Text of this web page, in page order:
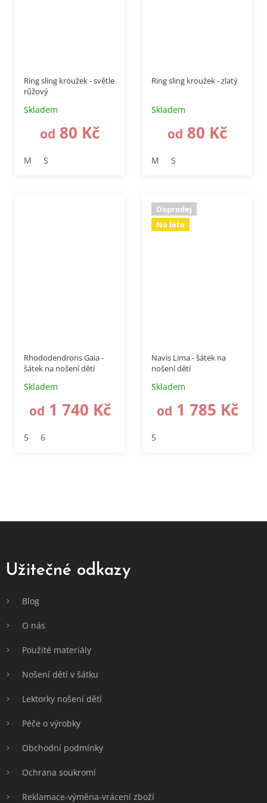
Ring sling kroužek - světle
růžový
Skladem
od 80 Kč
M S
Ring sling kroužek - zlatý
Skladem
od 80 Kč
M S
Rhododendrons Gaia -
šátek na nošení dětí
Skladem
od 1 740 Kč
5 6
Doprodej
Na léto
Navis Lima - šátek na
nošení dětí
Skladem
od 1 785 Kč
5
Užitečné odkazy
Blog
O nás
Použité materiály
Nošení dětí v šátku
Lektorky nošení dětí
Péče o výrobky
Obchodní podmínky
Ochrana soukromí
Reklamace-výměna-vrácení zboží